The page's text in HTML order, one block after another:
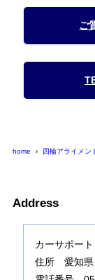
ご
home 四輪アライメン
Address
カーサポー
住所 愛知県